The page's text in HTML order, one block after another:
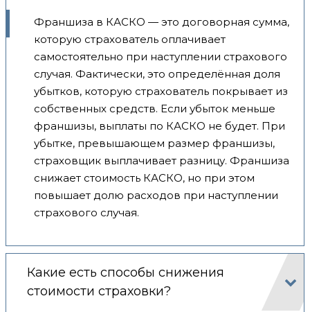
Франшиза в КАСКО — это договорная сумма,
которую страхователь оплачивает
самостоятельно при наступлении страхового
случая. Фактически, это определённая доля
убытков, которую страхователь покрывает из
собственных средств. Если убыток меньше
франшизы, выплаты по КАСКО не будет. При
убытке, превышающем размер франшизы,
страховщик выплачивает разницу. Франшиза
снижает стоимость КАСКО, но при этом
повышает долю расходов при наступлении
страхового случая.
Какие есть способы снижения
стоимости страховки?